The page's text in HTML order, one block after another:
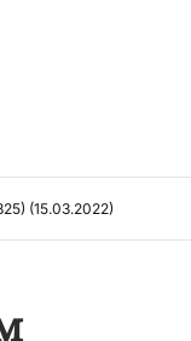
(15.03.2022)